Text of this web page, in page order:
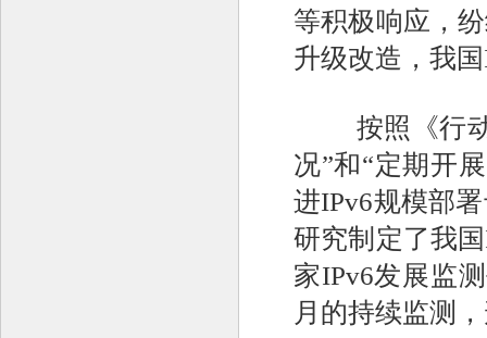
等积极响应，
升级改造，我
按照《行动
况”和“定期开
进IPv6规模部
研究制定了我
家IPv6发展监
月的持续监测